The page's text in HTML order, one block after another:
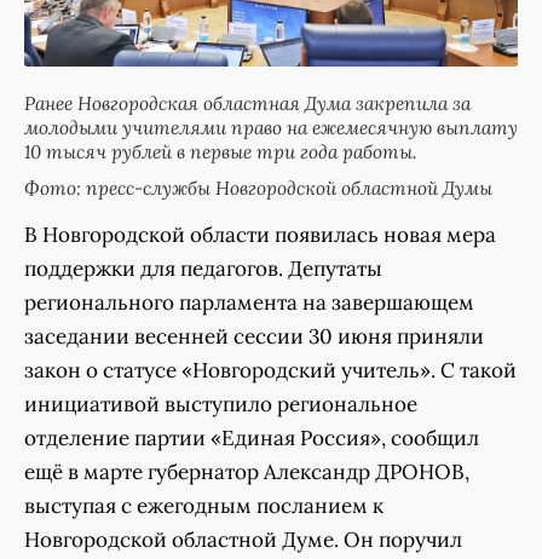
Ранее Новгородская областная Дума закрепила за
молодыми учителями право на ежемесячную выплату
10 тысяч рублей в первые три года работы.
Фото: пресс-службы Новгородской областной Думы
В Новгородской области появилась новая мера
поддержки для педагогов. Депутаты
регионального парламента на завершающем
заседании весенней сессии 30 июня приняли
закон о статусе «Новгородский учитель». С такой
инициативой выступило региональное
отделение партии «Единая Россия», сообщил
ещё в марте губернатор Александр ДРОНОВ,
выступая с ежегодным посланием к
Новгородской областной Думе. Он поручил